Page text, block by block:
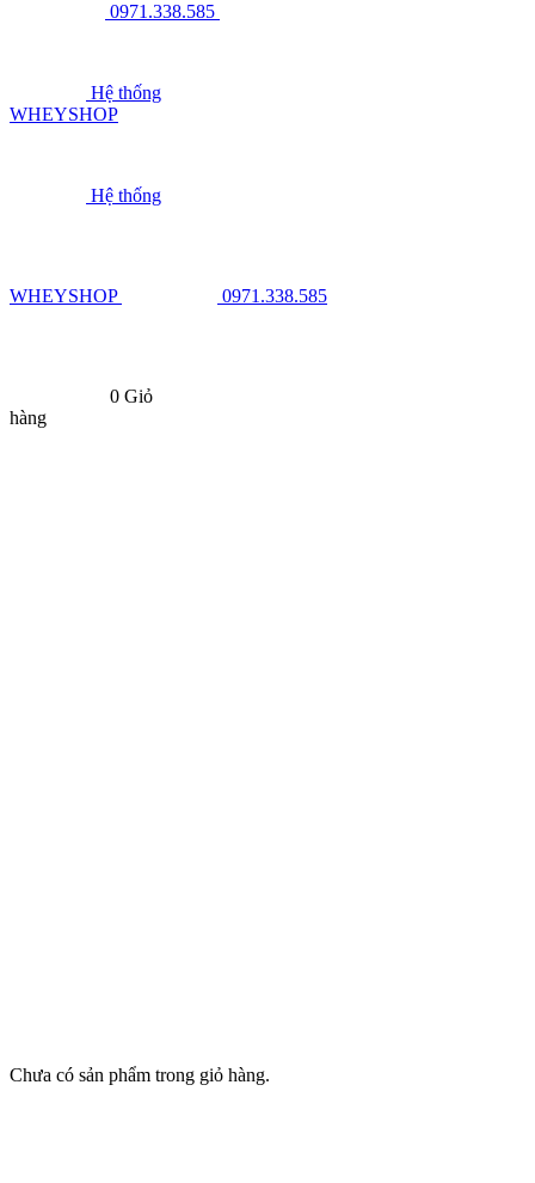
0971.338.585
Hệ thống
WHEYSHOP
Hệ thống
WHEYSHOP 0971.338.585
0 Giỏ
hàng
Chưa có sản phẩm trong giỏ hàng.